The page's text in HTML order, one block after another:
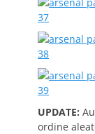
UPDATE:
ordine